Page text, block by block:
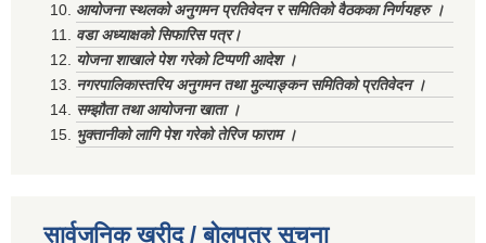
आयोजना स्थलको अनुगमन प्रतिवेदन र समितिको वैठकका निर्णयहरु ।
वडा अध्याक्षको सिफारिस पत्र।
योजना शाखाले पेश गरेको टिप्पणी आदेश ।
नगरपालिकास्तरिय अनुगमन तथा मुल्याङ्कन समितिको प्रतिवेदन ।
सम्झौता तथा आयोजना खाता ।
भुक्तानीको लागि पेश गरेको तेरिज फाराम ।
सार्वजनिक खरीद / बोलपत्र सूचना